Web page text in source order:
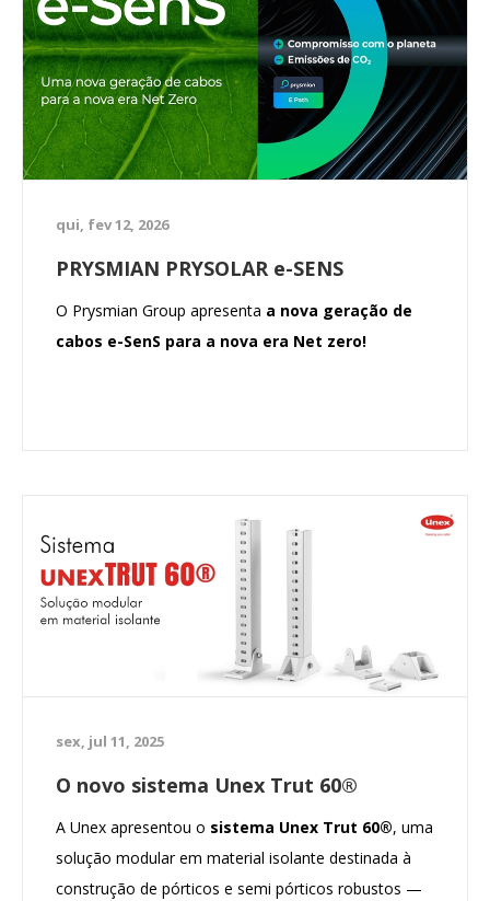
qui, fev 12, 2026
PRYSMIAN PRYSOLAR e-SENS
O Prysmian Group apresenta a nova geração de
cabos e-SenS para a nova era Net zero!
sex, jul 11, 2025
O novo sistema Unex Trut 60®
A Unex apresentou o sistema Unex Trut 60®, uma
solução modular em material isolante destinada à
construção de pórticos e semi pórticos robustos —